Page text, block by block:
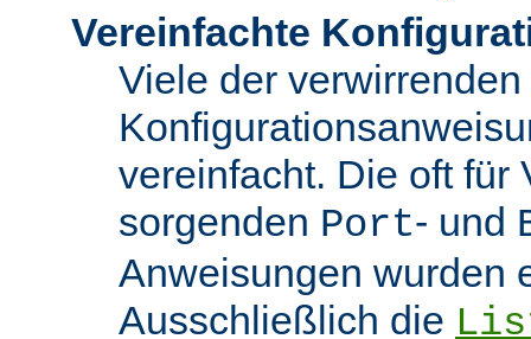
Vereinfachte
Viele der verwirrenden
vereinfacht. Die oft für
sorgenden Port- und
Anweisungen wurden
Ausschließlich die